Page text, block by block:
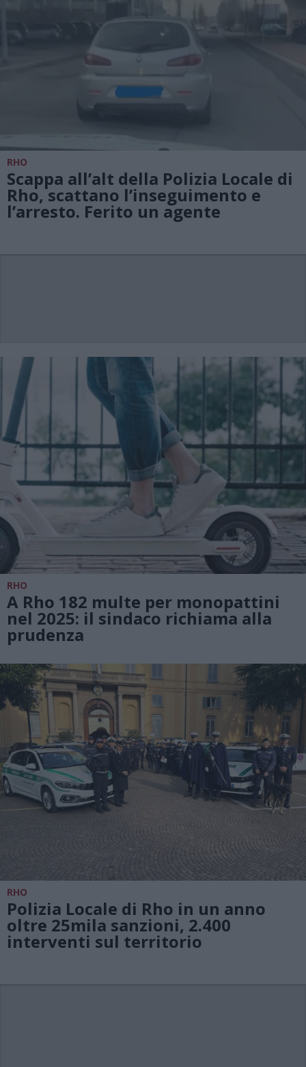
RHO
Scappa all’alt della Polizia Locale di
Rho, scattano l’inseguimento e
l’arresto. Ferito un agente
RHO
A Rho 182 multe per monopattini
nel 2025: il sindaco richiama alla
prudenza
RHO
Polizia Locale di Rho in un anno
oltre 25mila sanzioni, 2.400
interventi sul territorio